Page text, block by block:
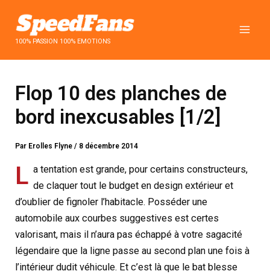
contenu100% PASSION 100% EMOTIONS
Flop 10 des planches de
bord inexcusables [1/2]
Par Erolles Flyne/ 8 décembre 2014
L a tentation est grande, pour certains constructeurs,
de claquer tout le budget en design extérieur et
d’oublier de fignoler l’habitacle. Posséder une
automobile aux courbes suggestives est certes
valorisant, mais il n’aura pas échappé à votre sagacité
légendaire que la ligne passe au second plan une fois à
l’intérieur dudit véhicule. Et c’est là que le bat blesse